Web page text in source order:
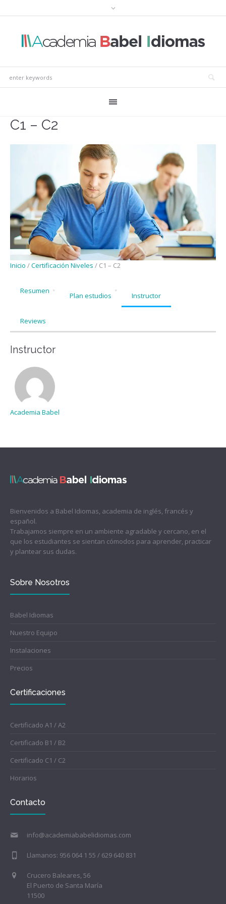
C1 – C2
Inicio /Certificación Niveles / C1 – C2
Resumen
Plan estudios Instructor
Reviews
Instructor
Academia Babel
Bienvenidos a Babel Idiomas, academia de inglés, francés y
español.
Trabajamos siempre en un ambiente agradable y cercano, en el
que los estudiantes se sientan cómodos para aprender, practicar
y plantear sus dudas.
Sobre Nosotros
Babel Idiomas
Nuestro Equipo
Instalaciones
Precios
Certificaciones
Certificado A1 / A2
Certificado B1 / B2
Certificado C1 / C2
Horarios
Contacto
info@academiababelidiomas.com
Llamanos: 956 064 1 55 / 629 640 831
Crucero Baleares, 56
El Puerto de Santa María
11500